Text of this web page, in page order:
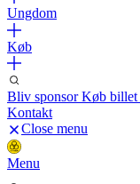
Ungdom
Køb
Bliv sponsorKøb billet
Kontakt
Close menu
Menu